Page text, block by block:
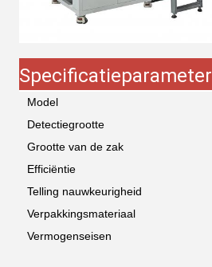
Specificatieparameter
Model
Detectiegrootte
Grootte van de zak
Efficiëntie
Telling nauwkeurigheid
Verpakkingsmateriaal
Vermogenseisen